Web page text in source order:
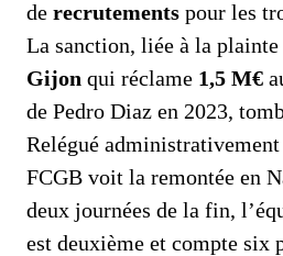
de recrutements pour les
La sanction, liée à la
Gijon qui réclame 1,5 M€
de Pedro Diaz en 2023,
Relégué administrativement
FCGB voit la remontée en
deux journées de la fin,
est deuxième et compte six